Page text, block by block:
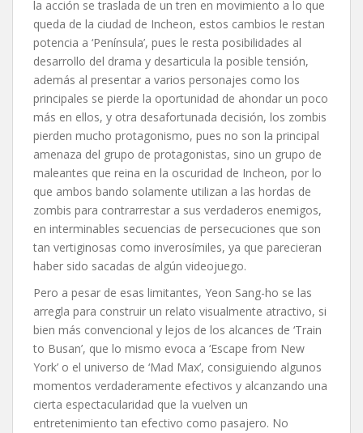
la acción se traslada de un tren en movimiento a lo que
queda de la ciudad de Incheon, estos cambios le restan
potencia a ‘Península’, pues le resta posibilidades al
desarrollo del drama y desarticula la posible tensión,
además al presentar a varios personajes como los
principales se pierde la oportunidad de ahondar un poco
más en ellos, y otra desafortunada decisión, los zombis
pierden mucho protagonismo, pues no son la principal
amenaza del grupo de protagonistas, sino un grupo de
maleantes que reina en la oscuridad de Incheon, por lo
que ambos bando solamente utilizan a las hordas de
zombis para contrarrestar a sus verdaderos enemigos,
en interminables secuencias de persecuciones que son
tan vertiginosas como inverosímiles, ya que parecieran
haber sido sacadas de algún videojuego.
Pero a pesar de esas limitantes, Yeon Sang-ho se las
arregla para construir un relato visualmente atractivo, si
bien más convencional y lejos de los alcances de ‘Train
to Busan’, que lo mismo evoca a ‘Escape from New
York’ o el universo de ‘Mad Max’, consiguiendo algunos
momentos verdaderamente efectivos y alcanzando una
cierta espectacularidad que la vuelven un
entretenimiento tan efectivo como pasajero. No